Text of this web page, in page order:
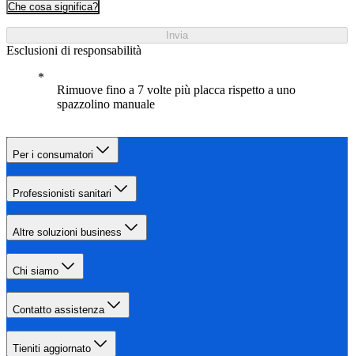
Che cosa significa?
Invia
Esclusioni di responsabilità
Rimuove fino a 7 volte più placca rispetto a uno
spazzolino manuale
Per i consumatori
Professionisti sanitari
Altre soluzioni business
Chi siamo
Contatto assistenza
Tieniti aggiornato